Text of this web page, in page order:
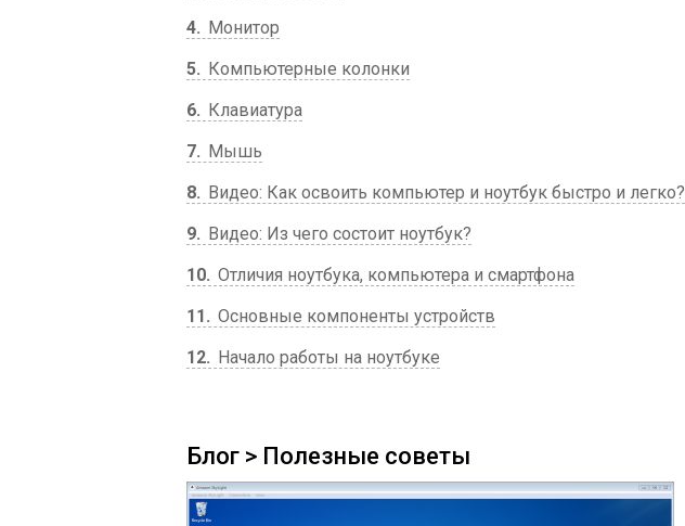
4
Монитор
5
Компьютерные колонки
6
Клавиатура
7
Мышь
8
Видео: Как освоить компьютер и ноутбук быстро и легко?
9
Видео: Из чего состоит ноутбук?
10 Отличия ноутбука, компьютера и смартфона
11
Основные компоненты устройств
12
Начало работы на ноутбуке
Блог > Полезные советы